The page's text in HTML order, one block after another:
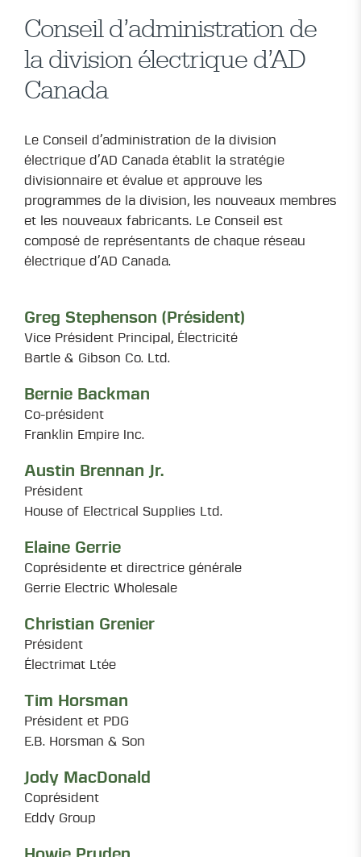
Conseil d’administration de
la division électrique d’AD
Canada
Le Conseil d’administration de la division
électrique d’AD Canada établit la stratégie
divisionnaire et évalue et approuve les
programmes de la division, les nouveaux membres
et les nouveaux fabricants. Le Conseil est
composé de représentants de chaque réseau
électrique d’AD Canada.
Greg Stephenson (Président)
Vice Président Principal, Électricité
Bartle & Gibson Co. Ltd.
Bernie Backman
Co-président
Franklin Empire Inc.
Austin Brennan Jr.
Président
House of Electrical Supplies Ltd.
Elaine Gerrie
Coprésidente et directrice générale
Gerrie Electric Wholesale
Christian Grenier
Président
Électrimat Ltée
Tim Horsman
Président et PDG
E.B. Horsman & Son
Jody MacDonald
Coprésident
Eddy Group